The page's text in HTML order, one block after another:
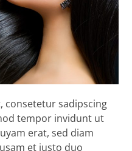
consetetur sadipscing
tempor invidunt ut
erat, sed diam
et justo duo